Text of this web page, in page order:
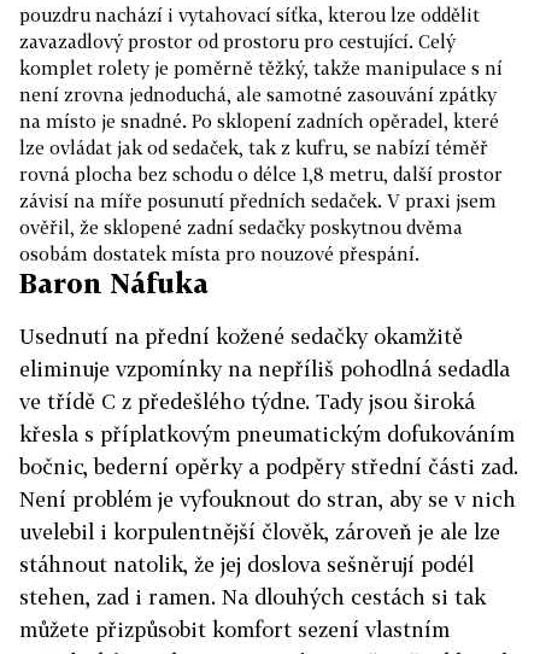
pouzdru nachází i vytahovací síťka, kterou lze oddělit
zavazadlový prostor od prostoru pro cestující. Celý
komplet rolety je poměrně těžký, takže manipulace s ní
není zrovna jednoduchá, ale samotné zasouvání zpátky
na místo je snadné. Po sklopení zadních opěradel, které
lze ovládat jak od sedaček, tak z kufru, se nabízí téměř
rovná plocha bez schodu o délce 1,8 metru, další prostor
závisí na míře posunutí předních sedaček. V praxi jsem
ověřil, že sklopené zadní sedačky poskytnou dvěma
osobám dostatek místa pro nouzové přespání.
Baron Náfuka
Usednutí na přední kožené sedačky okamžitě
eliminuje vzpomínky na nepříliš pohodlná sedadla
ve třídě C z předešlého týdne. Tady jsou široká
křesla s příplatkovým pneumatickým dofukováním
bočnic, bederní opěrky a podpěry střední části zad.
Není problém je vyfouknout do stran, aby se v nich
uvelebil i korpulentnější člověk, zároveň je ale lze
stáhnout natolik, že jej doslova sešněrují podél
stehen, zad i ramen. Na dlouhých cestách si tak
můžete přizpůsobit komfort sezení vlastním